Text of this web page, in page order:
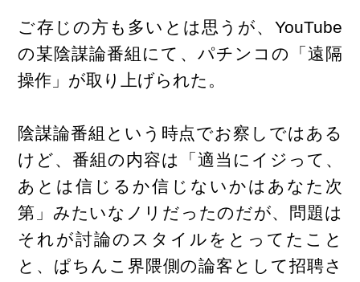
ご存じの方も多いとは思うが、YouTube
の某陰謀論番組にて、パチンコの「遠隔
操作」が取り上げられた。
陰謀論番組という時点でお察しではある
けど、番組の内容は「適当にイジって、
あとは信じるか信じないかはあなた次
第」みたいなノリだったのだが、問題は
それが討論のスタイルをとってたこと
と、ぱちんこ界隈側の論客として招聘さ